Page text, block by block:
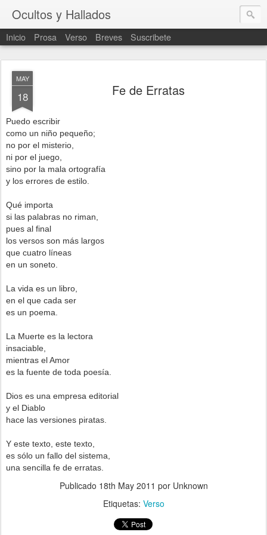
Ocultos y Hallados
Inicio Prosa Verso Breves Suscribete
MAY
18 Fe de Erratas
Puedo escribir
como un niño pequeño;
no por el misterio,
ni por el juego,
sino por la mala ortografía
y los errores de estilo.
Qué importa
si las palabras no riman,
pues al final
los versos son más largos
que cuatro líneas
en un soneto.
La vida es un libro,
en el que cada ser
es un poema.
La Muerte es la lectora
insaciable,
mientras el Amor
es la fuente de toda poesía.
Dios es una empresa editorial
y el Diablo
hace las versiones piratas.
Y este texto, este texto,
es sólo un fallo del sistema,
una sencilla fe de erratas.
Publicado 18th May 2011 por Unknown
Etiquetas: Verso